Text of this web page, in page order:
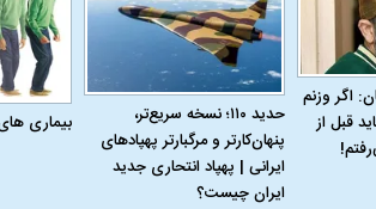
اگر وزنم
قبل از
حدید ۱۱۰؛ نسخه سریع‌تر،
پنهان‌کارتر و مرگبارتر پهپادهای
ایرانی | پهپاد انتحاری جدید
ایران چیست؟
بیماری‌
درباره
ببینید| انیمیشن لگویی حمله به کویت
جنگنده اف-۵